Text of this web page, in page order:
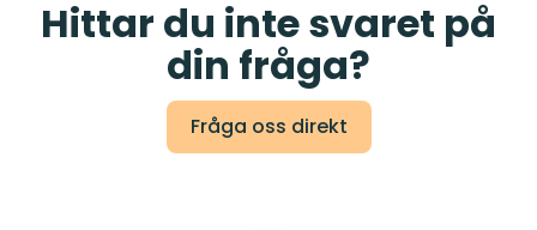
Hittar du inte svaret på
din fråga?
Fråga oss direkt